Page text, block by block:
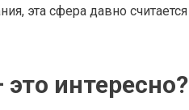
эта сфера давно считается
интересно?